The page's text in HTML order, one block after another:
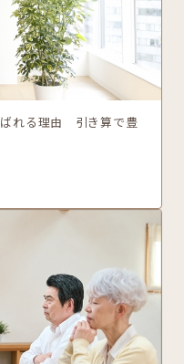
ばれる理由 引き算で豊